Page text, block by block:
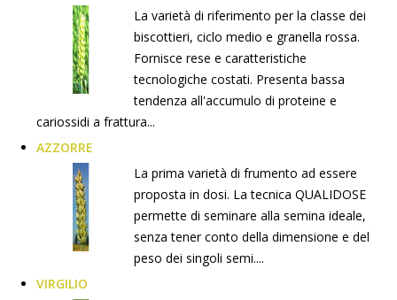
La varietà di riferimento per la classe dei
biscottieri, ciclo medio e granella rossa.
Fornisce rese e caratteristiche
tecnologiche costati. Presenta bassa
tendenza all'accumulo di proteine e
cariossidi a frattura...
AZZORRE
La prima varietà di frumento ad essere
proposta in dosi. La tecnica QUALIDOSE
permette di seminare alla semina ideale,
senza tener conto della dimensione e del
peso dei singoli semi....
VIRGILIO